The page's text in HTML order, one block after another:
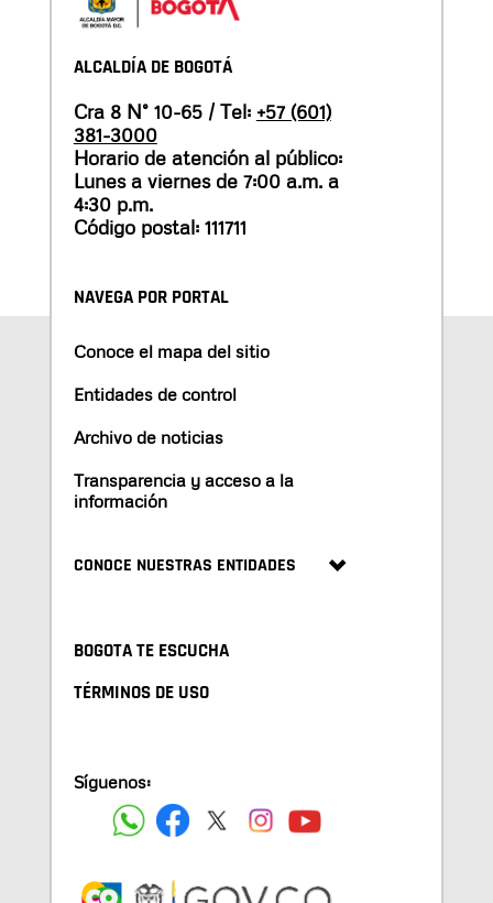
ALCALDÍA DE BOGOTÁ
Cra 8 N° 10-65 / Tel: +57 (601)
381-3000
Horario de atención al público:
Lunes a viernes de 7:00 a.m. a
4:30 p.m.
Código postal: 111711
NAVEGA POR PORTAL
Conoce el mapa del sitio
Entidades de control
Archivo de noticias
Transparencia y acceso a la
información
CONOCE NUESTRAS ENTIDADES
BOGOTA TE ESCUCHA
TÉRMINOS DE USO
Síguenos: